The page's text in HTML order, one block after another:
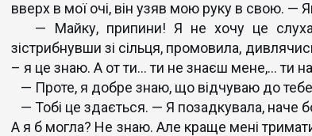
вверх в мої очі, він узяв мою руку в свою. —
— Майку, припини! Я не хочу це
зістрибнувши зі сільця, промовила,
– я це знаю. А от ти… ти не знаєш мене,… ти
— Проте, я добре знаю, що відчуваю до тебе
— Тобі це здається. — Я позадкувала, наче
А я б могла? Не знаю. Але краще мені